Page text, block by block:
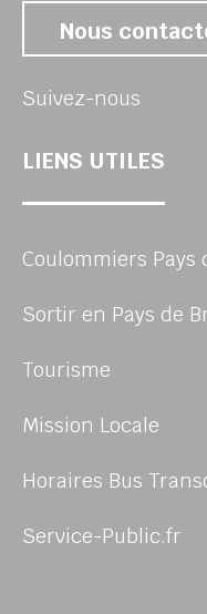
Nous
Suivez-nous
LIENS UTILES
Coulommiers Pays
Sortir en Pays de
Tourisme
Mission Locale
Horaires Bus
Service-Public.fr